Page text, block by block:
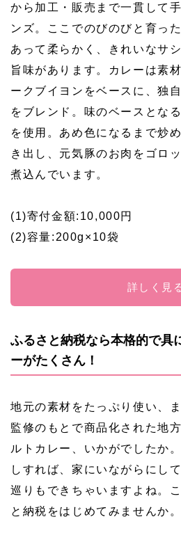
から加工・販売まで一貫して
ンズ。ここでのびのびと育っ
あって柔らかく、きれいなサ
旨味があります。カレーは素
ークブイヨンをベースに、独
をブレンド。味のベースとな
を使用。あめ色になるまで炒
き出し、元気豚のお肉をゴロ
煮込んでいます。
(1)寄付金額:10,000円
(2)容量:200g×10袋
詳しく見
ふるさと納税なら本格的で具
ーがたくさん！
地元の素材をたっぷり使い、
監修のもとで商品化された地
ルトカレー、いかがでしたか
しすれば、家にいながらにし
巡りもできちゃいますよね。
と納税をはじめてみませんか。